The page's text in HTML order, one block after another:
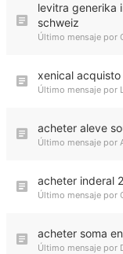
levitra generika
schweiz
Último mensaje por
xenical
Último mensaje por
acheter aleve
Último mensaje por
acheter inderal
Último mensaje por
acheter soma
Último mensaje por